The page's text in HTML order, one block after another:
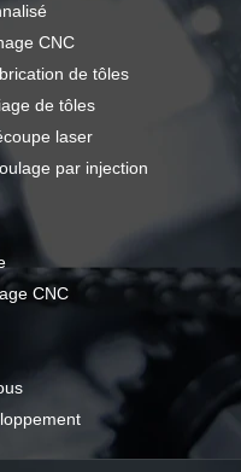
CNC
de tôles
de tôles
laser
par injection
CNC